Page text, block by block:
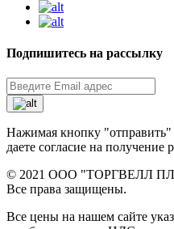
Подпишитесь на рассылку
Нажимая кнопку
даете согласие на получение
© 2021 ООО "ТОРГВЕЛЛ
Все права защищены.
Все цены на нашем сайте